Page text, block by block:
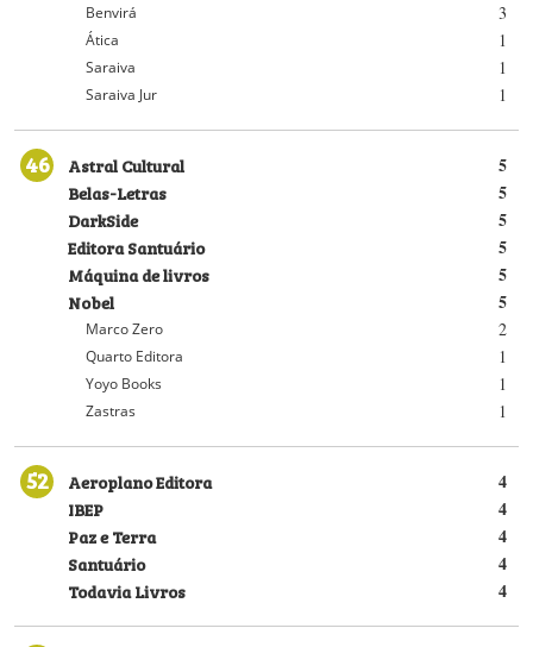
3
Benvirá
1
Ática
1
Saraiva
1
Saraiva Jur
46 5
Astral Cultural
5
Belas-Letras
5
DarkSide
5
Editora Santuário
5
Máquina de livros
5
Nobel
2
Marco Zero
1
Quarto Editora
1
Yoyo Books
1
Zastras
52 4
Aeroplano Editora
4
IBEP
4
Paz e Terra
4
Santuário
4
Todavia Livros